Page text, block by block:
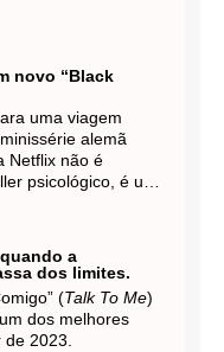
que se desviou do
para explorar
novo “Black
uma viagem
alemã
Netflix não é
psicológico, é um
e os limites
a
dos limites.
(Talk To Me)
dos melhores
de 2023.